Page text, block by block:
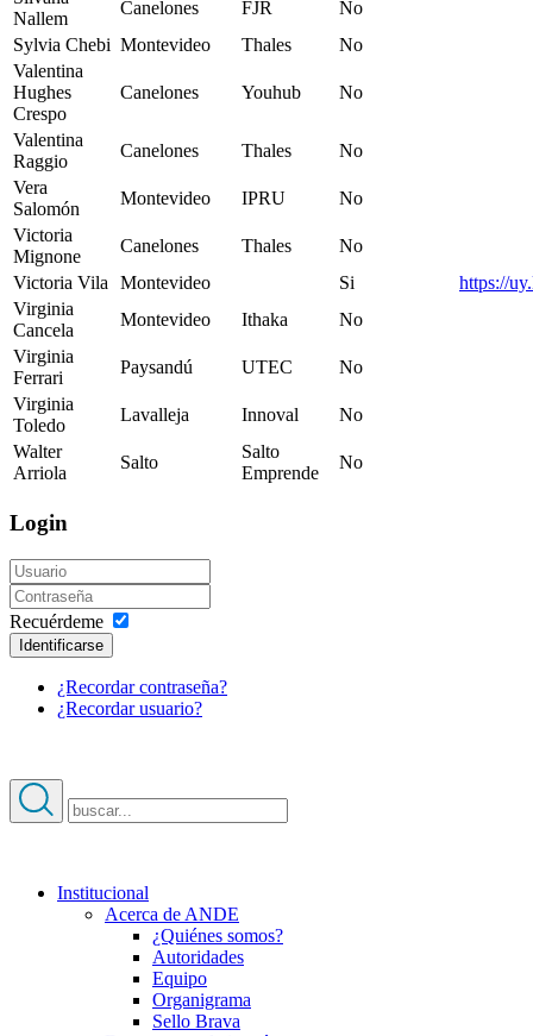
Nallem
Canelones FJR
No
Sylvia Chebi Montevideo Thales
No
Valentina
Hughes
Crespo
Canelones Youhub No
Valentina
Raggio
Canelones Thales
No
Vera
Salomón
Montevideo IPRU
No
Victoria
Mignone
Canelones Thales
No
Victoria Vila Montevideo Si
https://
Virginia
Cancela
Montevideo Ithaka
No
Virginia
Ferrari
Paysandú UTEC
No
Virginia
Toledo
Lavalleja Innoval
No
Walter
Arriola
Salto
Salto
Emprende
No
Login
Recuérdeme
Identificarse
¿Recordar contraseña?
¿Recordar usuario?
Institucional
Acerca de ANDE
¿Quiénes somos?
Autoridades
Equipo
Organigrama
Sello Brava